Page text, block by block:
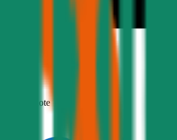
Produktnote